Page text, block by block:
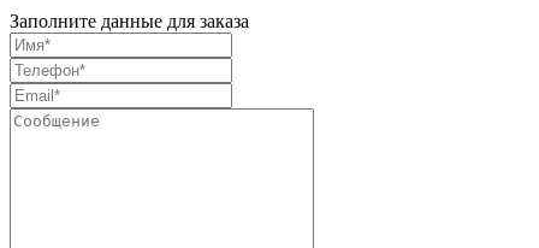
Заполните данные для заказа